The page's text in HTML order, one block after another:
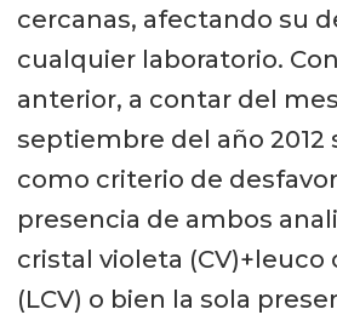
cercanas, afectando su
cualquier laboratorio.
anterior, a contar del
septiembre del año 2012
como criterio de
presencia de ambos
cristal violeta (CV)+leuco
(LCV) o bien la sola